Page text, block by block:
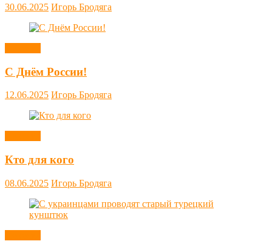
30.06.2025 Игорь Бродяга
С Днём России!
12.06.2025 Игорь Бродяга
Кто для кого
08.06.2025 Игорь Бродяга